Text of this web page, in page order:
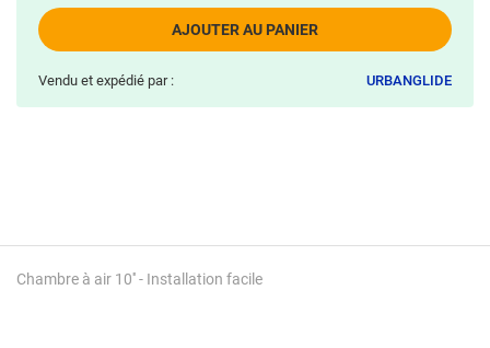
Chambre à air 10'' - Installation facile
AJOUTER AU PANIER
Vendu et expédié par : URBANGLIDE